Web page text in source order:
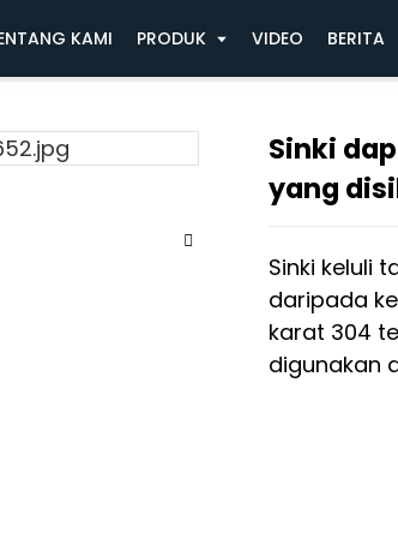
KAMI PRODUK VIDEO BERITA
Sinki dapur mangkuk tunggal
Sinki
yang
Sinki keluli
daripada
karat 304
digunakan